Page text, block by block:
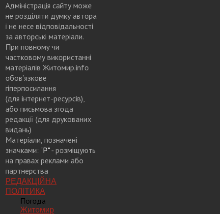
Адміністрація сайту може
не розділяти думку автора
і не несе відповідальності
за авторські матеріали.
При повному чи
частковому використанні
матеріалів Житомир.info
обов’язкове
гіперпосилання
(для інтернет-ресурсів),
або письмова згода
редакції (для друкованих
видань)
Матеріали, позначені
значками: "Р"- розміщують
на правах реклами або
партнерства
РЕДАКЦІЙНА
ПОЛІТИКА
Погода
Житомир